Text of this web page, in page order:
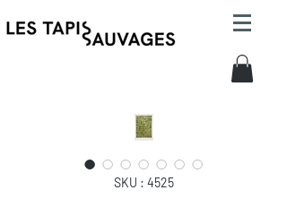
SKU : 4525